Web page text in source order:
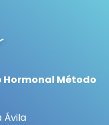
Método
Ávila